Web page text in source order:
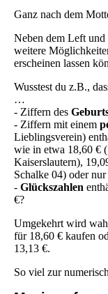
Ganz nach dem
Neben dem Left
weitere
erscheinen lassen
Wusstest du z.B.,
…
- Ziffern des
- Ziffern mit einem
Lieblingsverein)
wie in etwa 18,60 €
Kaiserslautern),
Schalke 04) oder
- Glückszahlen
€?
Umgekehrt wird
für 18,60 € kaufen
13,13 €.
So viel zur